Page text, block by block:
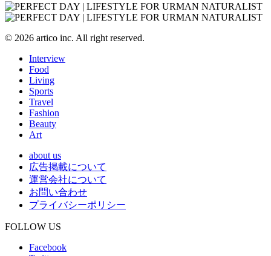
© 2026 artico inc. All right reserved.
Interview
Food
Living
Sports
Travel
Fashion
Beauty
Art
about us
広告掲載について
運営会社について
お問い合わせ
プライバシーポリシー
FOLLOW US
Facebook